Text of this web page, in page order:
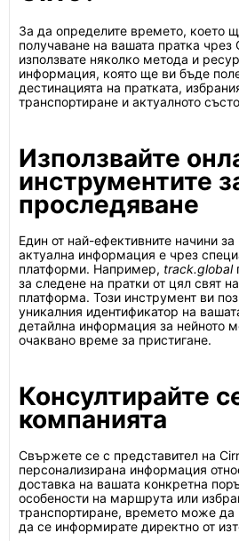
За да определите времето, което
получаване на вашата пратка
използвате няколко метода и
информация, която ще ви бъде
дестинацията на пратката,
транспортиране и актуалното
Използвайте
инструментите
проследяване
Един от най-ефективните начини
актуална информация е чрез
платформи. Например, track.global
за следене на пратки от цял свят
платформа. Този инструмент ви
уникалния идентификатор на
детайлна информация за нейното
очаквано време за пристигане.
Консултирайте
компанията
Свържете се с представител на
персонализирана информация
доставка на вашата конкретна
особености на маршрута или
транспортиране, времето може
да се информирате директно от